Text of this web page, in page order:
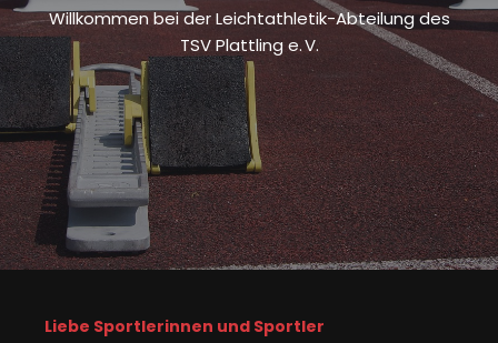
Willkommen bei der Leichtathletik-Abteilung des
TSV Plattling e. V.
Liebe Sportlerinnen und Sportler